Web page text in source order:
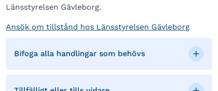
Länsstyrelsen Gävleborg.
Ansök om tillstånd hos Länsstyrelsen Gävleborg
Bifoga alla handlingar som behövs